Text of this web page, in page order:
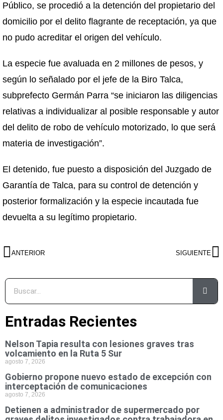
Público, se procedió a la detención del propietario del
domicilio por el delito flagrante de receptación, ya que
no pudo acreditar el origen del vehículo.
La especie fue avaluada en 2 millones de pesos, y
según lo señalado por el jefe de la Biro Talca,
subprefecto Germán Parra “se iniciaron las diligencias
relativas a individualizar al posible responsable y autor
del delito de robo de vehículo motorizado, lo que será
materia de investigación”.
El detenido, fue puesto a disposición del Juzgado de
Garantía de Talca, para su control de detención y
posterior formalización y la especie incautada fue
devuelta a su legítimo propietario.
ANTERIOR SIGUIENTE
Entradas Recientes
Nelson Tapia resulta con lesiones graves tras
volcamiento en la Ruta 5 Sur
agosto 7, 2026
Gobierno propone nuevo estado de excepción con
interceptación de comunicaciones
agosto 7, 2026
Detienen a administrador de supermercado por